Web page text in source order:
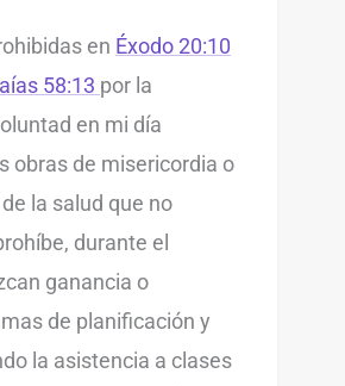
en Éxodo 20:10
58:13 por la
en mi día
obras de misericordia o
la salud que no
durante el
ganancia o
de planificación y
la asistencia a clases